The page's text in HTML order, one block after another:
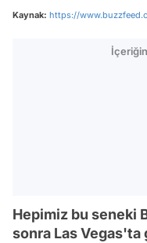
Kaynak: https://
İçeriğin
Hepimiz bu seneki
sonra Las Vegas'ta